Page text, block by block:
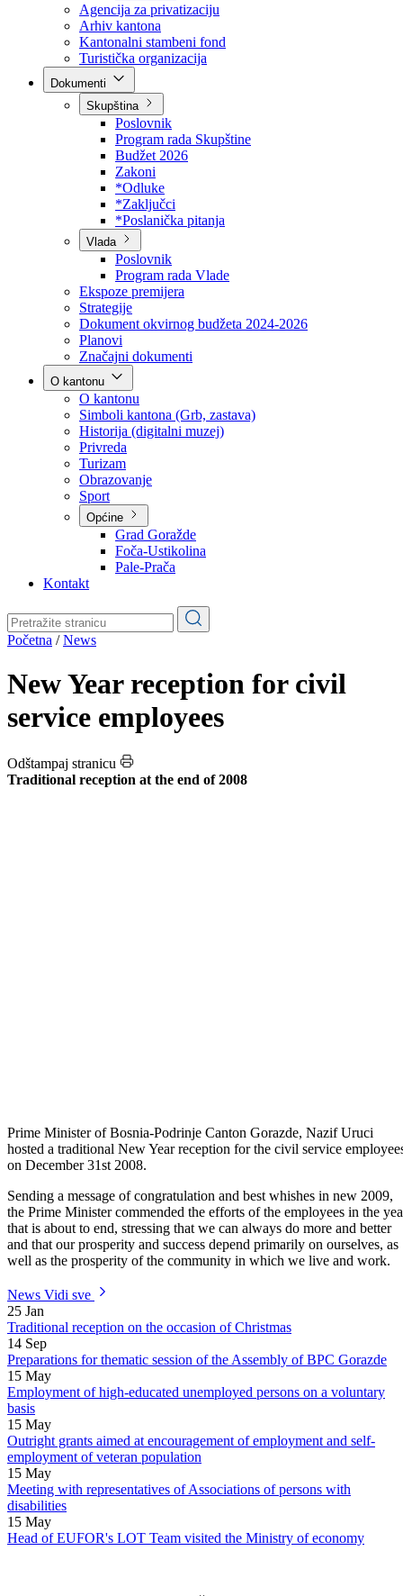
Javna preduzeća
BPK šume
RTV BPK
Agencija za privatizaciju
Arhiv kantona
Kantonalni stambeni fond
Turistička organizacija
Skupština
Poslovnik
Program rada Skupštine
Budžet 2026
Zakoni
*Odluke
*Zaključci
*Poslanička pitanja
Vlada
Poslovnik
Program rada Vlade
Ekspoze premijera
Strategije
Dokument okvirnog budžeta 2024-2026
Planovi
Značajni dokumenti
O kantonu
O kantonu
Simboli kantona (Grb, zastava)
Historija (digitalni muzej)
Privreda
Turizam
Obrazovanje
Općine
Pale-Prača
Kontakt
Početna/ News
New Year reception for civil
service employees
15 May
Employment of high-educated unemployed persons on a voluntary
basis
Outright grants aimed at encouragement of employment and self-
employment of veteran population
15 May
Meeting with representatives of Associations of persons with
disabilities
Head of EUFOR's LOT Team visited the Ministry of economy